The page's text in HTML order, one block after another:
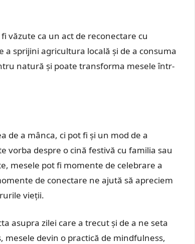
văzute ca un act de reconectare cu
sprijini agricultura locală și de a consuma
natură și poate transforma mesele într-
de a mânca, ci pot fi și un mod de a
vorba despre o cină festivă cu familia sau
mesele pot fi momente de celebrare a
de conectare ne ajută să apreciem
vieții.
asupra zilei care a trecut și de a ne seta
devin o practică de mindfulness,